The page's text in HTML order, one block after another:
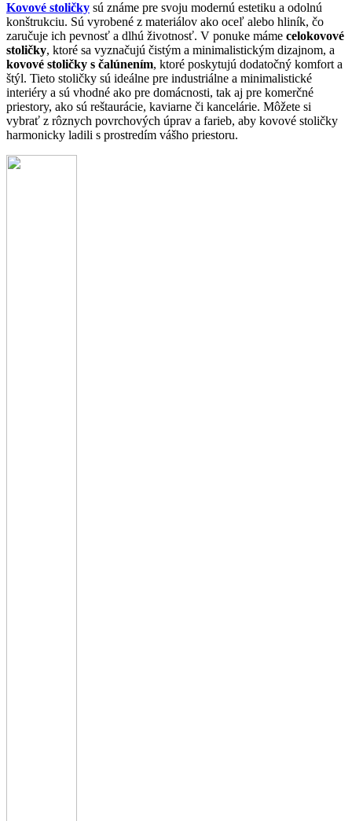
Kovové stoličky sú známe pre svoju modernú estetiku a odolnú
konštrukciu. Sú vyrobené z materiálov ako oceľ alebo hliník, čo
zaručuje ich pevnosť a dlhú životnosť. V ponuke máme celokovové
stoličky, ktoré sa vyznačujú čistým a minimalistickým dizajnom, a
kovové stoličky s čalúnením, ktoré poskytujú dodatočný komfort a
štýl. Tieto stoličky sú ideálne pre industriálne a minimalistické
interiéry a sú vhodné ako pre domácnosti, tak aj pre komerčné
priestory, ako sú reštaurácie, kaviarne či kancelárie. Môžete si
vybrať z rôznych povrchových úprav a farieb, aby kovové stoličky
harmonicky ladili s prostredím vášho priestoru.